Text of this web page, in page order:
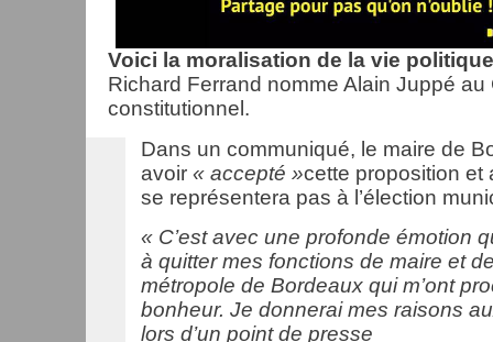
Voici la moralisation de la vie
Richard Ferrand nomme Alain Juppé au
constitutionnel.
Dans un communiqué, le maire de
avoir « accepté »cette proposition et
se représentera pas à l’élection
« C’est avec une profonde émotion
à quitter mes fonctions de maire et
métropole de Bordeaux qui m’ont
bonheur. Je donnerai mes raisons
lors d’un point de presse